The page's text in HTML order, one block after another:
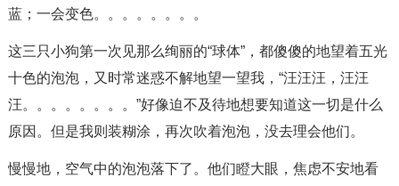
蓝；一会变色。。。。。。。。
这三只小狗第一次见那么绚丽的“球体”，都傻傻的地望着五光
十色的泡泡，又时常迷惑不解地望一望我，“汪汪汪，汪汪
汪。。。。。。。。”好像迫不及待地想要知道这一切是什么
原因。但是我则装糊涂，再次吹着泡泡，没去理会他们。
慢慢地，空气中的泡泡落下了。他们瞪大眼，焦虑不安地看